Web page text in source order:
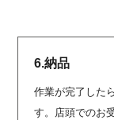
6.納品
作業が完了した
す。店頭でのお